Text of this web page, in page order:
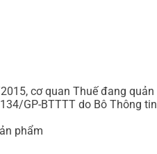
cơ quan Thuế đang quản
GP-BTTTT do Bô Thông
phẩm